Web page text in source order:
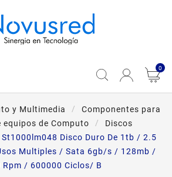
0
y Multimedia
Componentes para
equipos de Computo
Discos
St1000lm048 Disco Duro De 1tb / 2.5
Multiples / Sata 6gb/s / 128mb /
Rpm / 600000 Ciclos/ B